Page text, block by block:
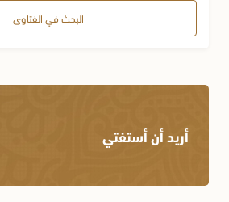
البحث في الفتاوى
أريد أن أستفتي